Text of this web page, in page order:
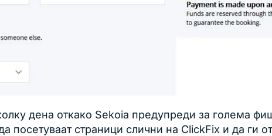
дена откако Sekoia предупреди за голема
посетуваат страници слични на ClickFix и да ги